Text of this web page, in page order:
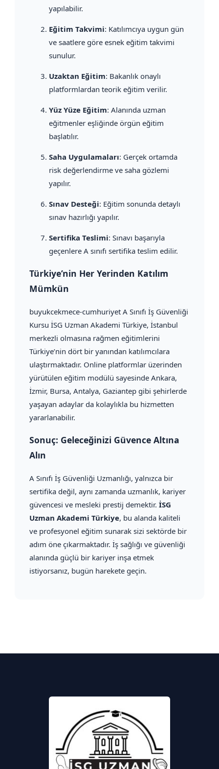
yapılabilir.
Eğitim Takvimi: Katılımcıya uygun gün
ve saatlere göre esnek eğitim takvimi
sunulur.
Uzaktan Eğitim: Bakanlık onaylı
platformlardan teorik eğitim verilir.
Yüz Yüze Eğitim: Alanında uzman
eğitmenler eşliğinde örgün eğitim
başlatılır.
Saha Uygulamaları: Gerçek ortamda
risk değerlendirme ve saha gözlemi
yapılır.
Sınav Desteği: Eğitim sonunda detaylı
sınav hazırlığı yapılır.
Sertifika Teslimi: Sınavı başarıyla
geçenlere A sınıfı sertifika teslim edilir.
Türkiye’nin Her Yerinden Katılım
Mümkün
buyukcekmece-cumhuriyet A Sınıfı İş Güvenliği
Kursu İSG Uzman Akademi Türkiye, İstanbul
merkezli olmasına rağmen eğitimlerini
Türkiye’nin dört bir yanından katılımcılara
ulaştırmaktadır. Online platformlar üzerinden
yürütülen eğitim modülü sayesinde Ankara,
İzmir, Bursa, Antalya, Gaziantep gibi şehirlerde
yaşayan adaylar da kolaylıkla bu hizmetten
yararlanabilir.
Sonuç: Geleceğinizi Güvence Altına
Alın
A Sınıfı İş Güvenliği Uzmanlığı, yalnızca bir
sertifika değil, aynı zamanda uzmanlık, kariyer
güvencesi ve mesleki prestij demektir. İSG
Uzman Akademi Türkiye, bu alanda kaliteli
ve profesyonel eğitim sunarak sizi sektörde bir
adım öne çıkarmaktadır. İş sağlığı ve güvenliği
alanında güçlü bir kariyer inşa etmek
istiyorsanız, bugün harekete geçin.